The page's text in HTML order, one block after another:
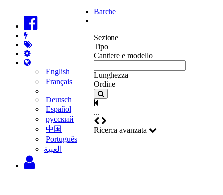
English
Français
Deutsch
Español
русский
中国
Português
‫العبية
Barche
Sezione
Tipo
Cantiere e modello
Lunghezza
Ordine
...
Ricerca avanzata